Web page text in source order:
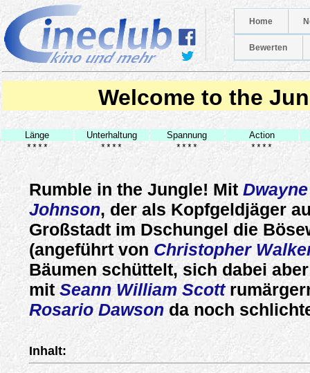
Home
Bewerten
Welcome to the
Länge Unterhaltung Spannung
Action
****
**** **** ****
Rumble in the Jungle! Mit
Johnson, der als Kopfgeldjäger
Großstadt im Dschungel die
(angeführt von Christopher
Bäumen schüttelt, sich dabei
mit Seann William Scott
Rosario Dawson da noch
Inhalt: